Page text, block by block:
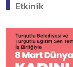
Etkinlik